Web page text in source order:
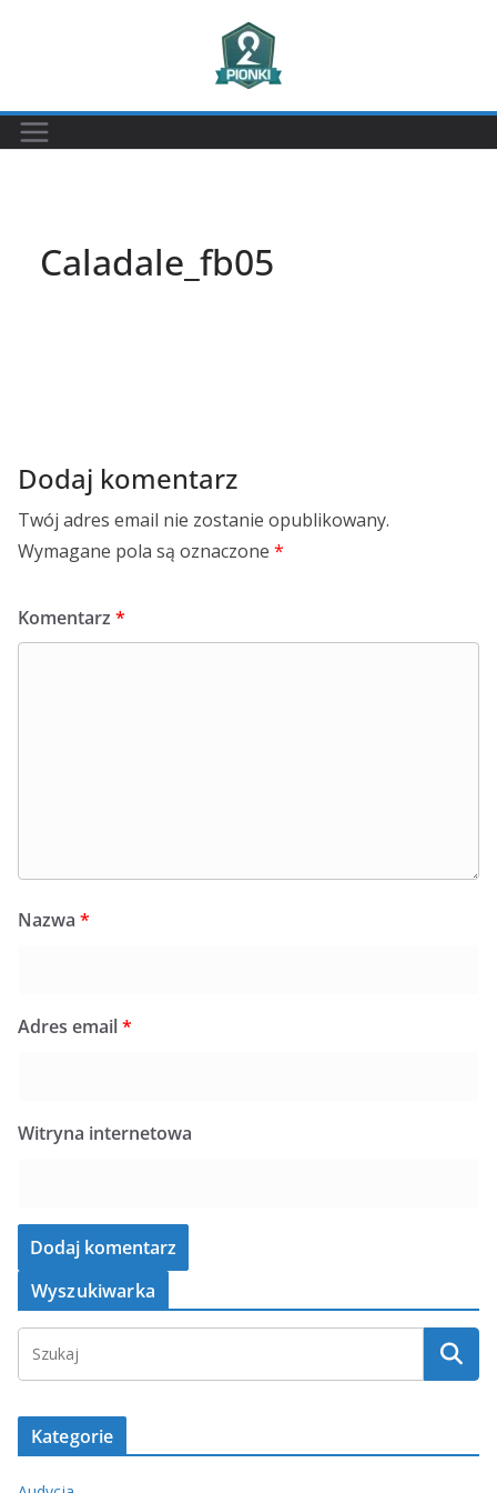
Caladale_fb05
Dodaj komentarz
Twój adres email nie zostanie opublikowany.
Wymagane pola są oznaczone *
Komentarz *
Nazwa *
Adres email*
Witryna internetowa
Wyszukiwarka
Kategorie